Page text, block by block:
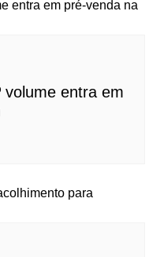
volume entra em